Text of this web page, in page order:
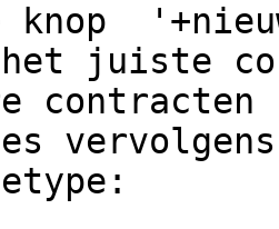
knop
het juiste